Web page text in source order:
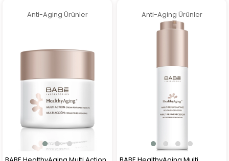
Anti-Aging Ürünler Anti-Aging Ürünler